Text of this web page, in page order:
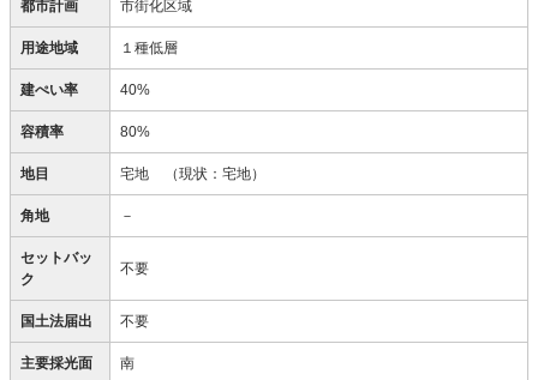
都市計画 市街化区域
用途地域 １種低層
建ぺい率 40%
容積率 80%
地目 宅地 （現状：宅地）
角地 －
セットバッ
ク
不要
国土法届出 不要
主要採光面 南